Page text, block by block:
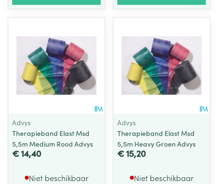
Advys
Therapieband Elast Msd
5,5m Medium Rood Advys
€ 14,40
Niet beschikbaar
Advys
Therapieband Elast Msd
5,5m Heavy Groen Advys
€ 15,20
Niet beschikbaar